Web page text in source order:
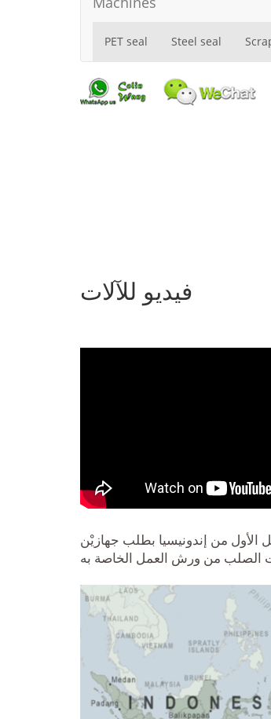
PET seal Steel seal
فيديو للآلات
الأول من إندونيسيا بطلب جهازيْن
الصلب من ورش العمل الخاصة به